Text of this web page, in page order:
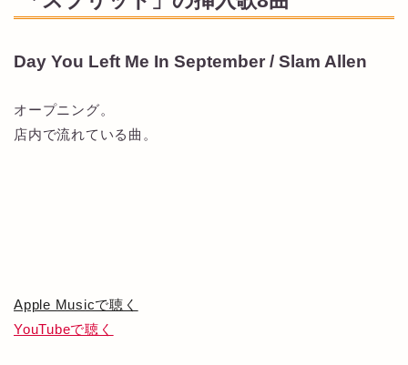
Day You Left Me In September / Slam Allen
オープニング。
店内で流れている曲。
Apple Musicで聴く
YouTubeで聴く